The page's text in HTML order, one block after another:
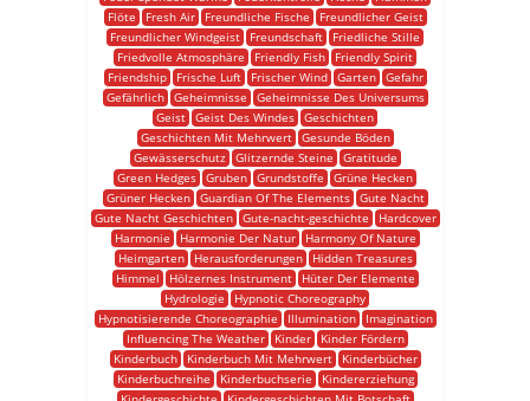
Flöte
Fresh Air Freundliche Fische
Freundlicher Geist
Freundlicher Windgeist
Freundschaft
Friedliche Stille
Friedvolle Atmosphäre
Friendly Fish
Friendly Spirit
Friendship
Frische Luft Frischer Wind Garten
Gefahr
Gefährlich
Geheimnisse
Geheimnisse Des Universums
Geist Geist Des Windes Geschichten
Geschichten Mit Mehrwert
Gesunde Böden
Gewässerschutz
Glitzernde Steine
Gratitude
Green Hedges Gruben Grundstoffe
Grüne Hecken
Grüner Hecken
Guardian Of The Elements
Gute Nacht
Gute Nacht Geschichten
Gute-nacht-geschichte
Hardcover
Harmonie
Harmonie Der Natur
Harmony Of Nature
Heimgarten
Herausforderungen
Hidden Treasures
Himmel
Hölzernes Instrument
Hüter Der Elemente
Hydrologie
Hypnotic Choreography
Hypnotisierende Choreographie
Illumination
Imagination
Influencing The Weather
Kinder
Kinder Fördern
Kinderbuch
Kinderbuch Mit Mehrwert
Kinderbücher
Kinderbuchreihe
Kinderbuchserie
Kindererziehung